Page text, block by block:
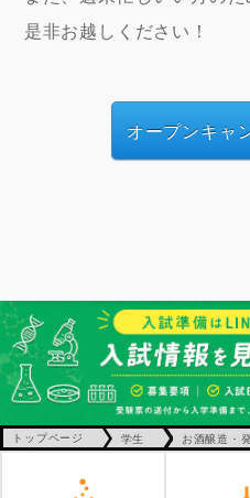
是非お越しください！
オープンキャ
トップページ 学生 お酒醸造・